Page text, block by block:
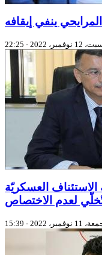
ينفي إيقافه
نوفمبر، 2022 - 22:25
العسكريّة
لعدم الاختصاص
نوفمبر، 2022 - 15:39